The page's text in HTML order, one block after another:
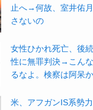
止へ→何故、室井佑
さないの
女性ひかれ死亡、後
性に無罪判決→こん
るなよ。検察は阿呆か
米、アフガンIS系勢